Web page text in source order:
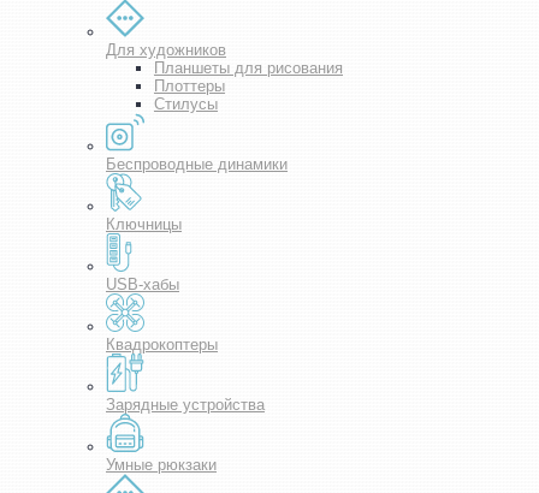
Для художников
Планшеты для рисования
Плоттеры
Стилусы
Беспроводные динамики
Ключницы
USB-хабы
Квадрокоптеры
Зарядные устройства
Умные рюкзаки